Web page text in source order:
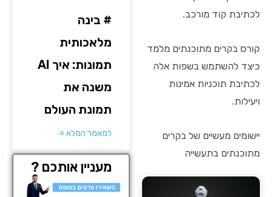
לכתיבת קוד מורכב.
קורס בקרים מתוכנתים מלמד
כיצד להשתמש בשפות אלה
לכתיבת תוכניות אמינות
ויעילות.
יישומים מעשיים של בקרים
מתוכנתים בתעשייה
# בינה
מלאכותית
תמונות: איך AI
משנה את
תמונת העולם
למאמר המלא »
מעניין אותכם ?